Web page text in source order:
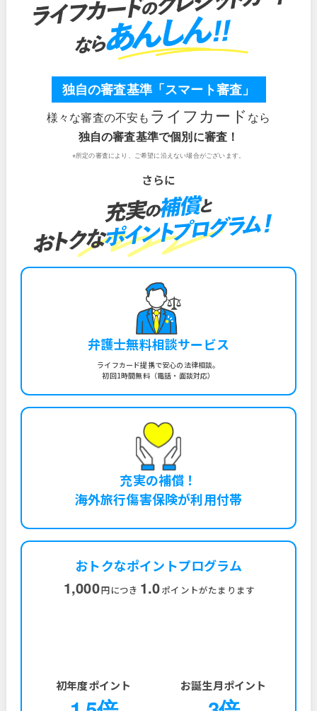
独自の審査基準「スマート審査」
様々な審査の不安も ライフカード なら
独自の審査基準で個別に審査！
※所定の審査により、ご希望に沿えない場合がございます。
弁護士無料相談サービス
ライフカード提携で安心の法律相談。
初回1時間無料（電話・面談対応）
充実の補償！
海外旅行傷害保険が利用付帯
おトクなポイントプログラム
1,000円につき 1.0ポイントがたまります
初年度ポイント お誕生月ポイント